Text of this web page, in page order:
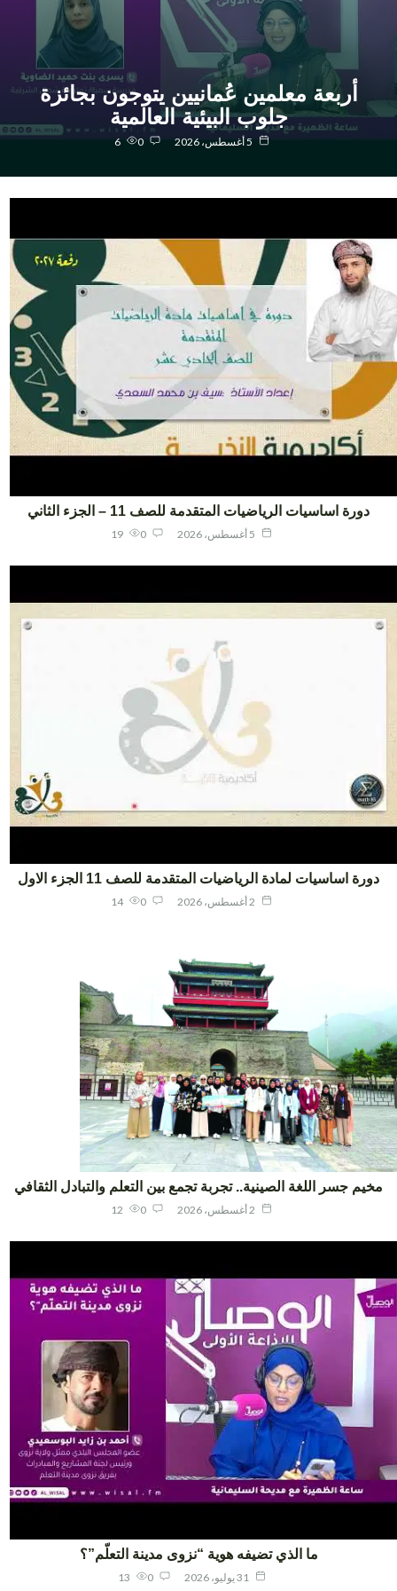
أربعة معلمين عُمانيين يتوجون بجائزة
جلوب البيئية العالمية
6
دورة اساسيات الرياضيات المتقدمة للصف 11 – الجزء الثاني
19
اساسيات لمادة الرياضيات المتقدمة للصف 11 الجزء الاول
14
جسر اللغة الصينية.. تجربة تجمع بين التعلم والتبادل الثقافي
12
ما الذي تضيفه هوية “نزوى مدينة التعلّم”؟
13